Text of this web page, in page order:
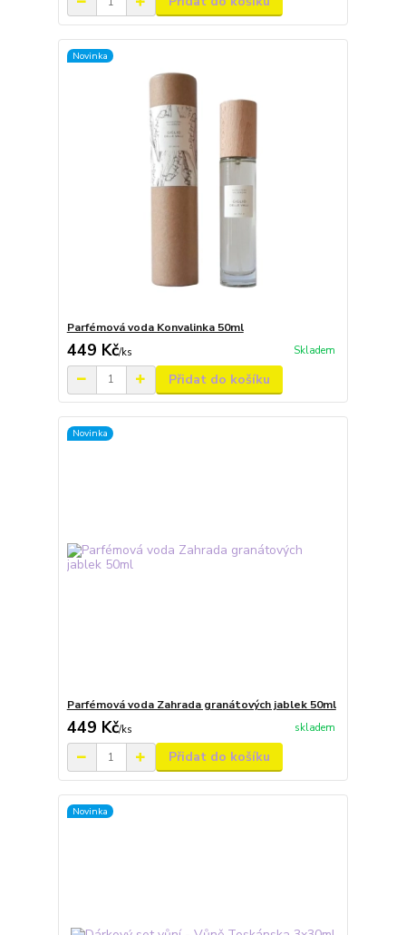
Novinka
Parfémová voda Konvalinka 50ml
449 Kč/ks Skladem
Přidat do košíku
Novinka
Parfémová voda Zahrada granátových jablek 50ml
449 Kč/ks skladem
Přidat do košíku
Novinka